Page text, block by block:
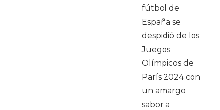
fútbol de
España se
despidió de los
Juegos
Olímpicos de
París 2024 con
un amargo
sabor a